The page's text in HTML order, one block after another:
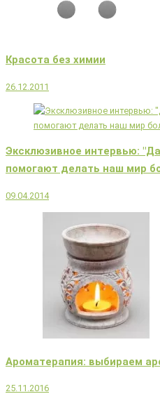
Красота без химии
26.12.2011
Эксклюзивное интервью:
помогают делать наш мир
09.04.2014
Ароматерапия: выбираем
25.11.2016